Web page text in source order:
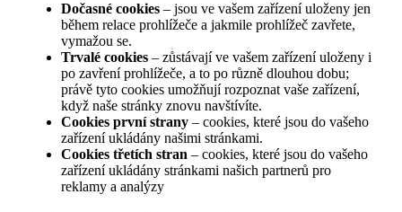
Dočasné cookies – jsou ve vašem zařízení uloženy jen
během relace prohlížeče a jakmile prohlížeč zavřete,
vymažou se.
Trvalé cookies – zůstávají ve vašem zařízení uloženy i
po zavření prohlížeče, a to po různě dlouhou dobu;
právě tyto cookies umožňují rozpoznat vaše zařízení,
když naše stránky znovu navštívíte.
Cookies první strany – cookies, které jsou do vašeho
zařízení ukládány našimi stránkami.
Cookies třetích stran – cookies, které jsou do vašeho
zařízení ukládány stránkami našich partnerů pro
reklamy a analýzy